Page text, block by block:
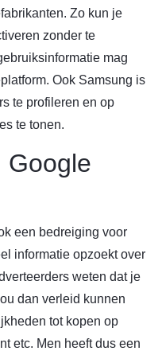
Zo kun je
zonder te
mag
Ook Samsung is
te profileren en op
te tonen.
Google
een bedreiging voor
informatie opzoekt over
weten dat je
dan verleid kunnen
tot kopen op
etc. Men heeft dus een